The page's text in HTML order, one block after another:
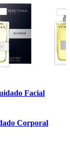
Facial
Corporal